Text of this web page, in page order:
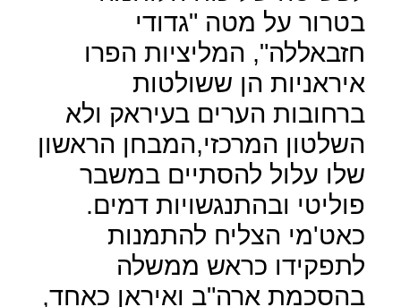
בטרור על מטה "גדודי
חזבאללה", המליציות הפרו
איראניות הן ששולטות
ברחובות הערים בעיראק ולא
השלטון המרכזי,המבחן הראשון
שלו עלול להסתיים במשבר
פוליטי ובהתנגשויות דמים.
כאט'מי הצליח להתמנות
לתפקידו כראש ממשלה
בהסכמת ארה"ב ואיראן כאחד,